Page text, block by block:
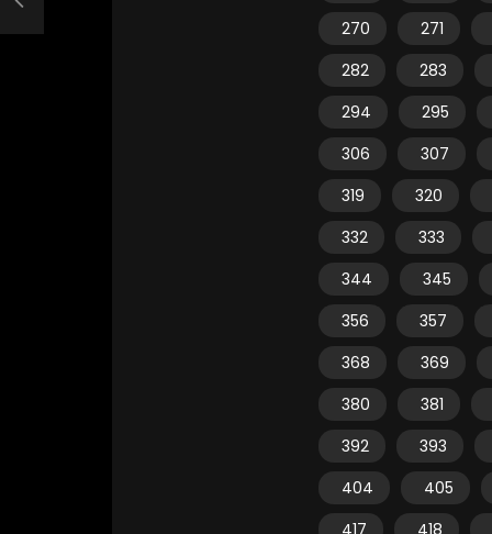
270
271
282
283
294
295
306
307
319
320
332
333
344
345
356
357
368
369
380
381
392
393
404
405